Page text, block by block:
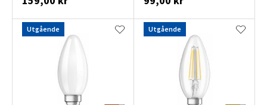
Utgående Utgående